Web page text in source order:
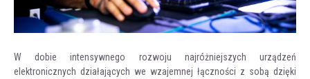
W dobie intensywnego rozwoju najróżniejszych urządzeń
elektronicznych działających we wzajemnej łączności z sobą dzięki